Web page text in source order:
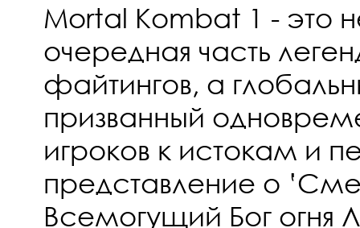
Mortal Kombat 1 - это
очередная часть
файтингов, а
призванный
игроков к истокам и
представление о
Всемогущий Бог огня